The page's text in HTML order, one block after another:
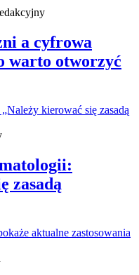
a cyfrowa
warto otworzyć
zasadą